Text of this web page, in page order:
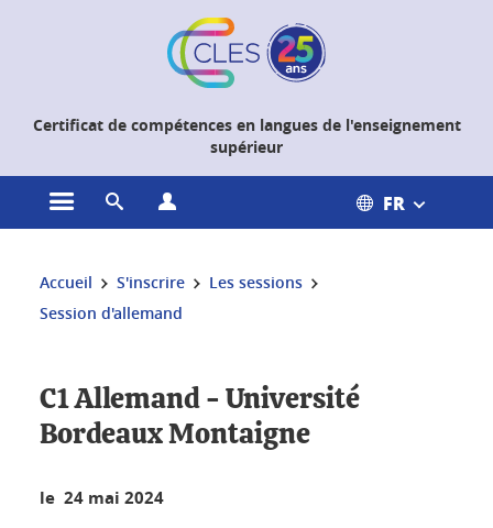
Certificat de compétences en langues de l'enseignement
supérieur
Ouvrir le menu principal
Ouvrir le moteur de recherche FR
Vous êtes ici :
Accueil S'inscrire
Les sessions
Session d'allemand
C1 Allemand - Université
Bordeaux Montaigne
le 24 mai 2024